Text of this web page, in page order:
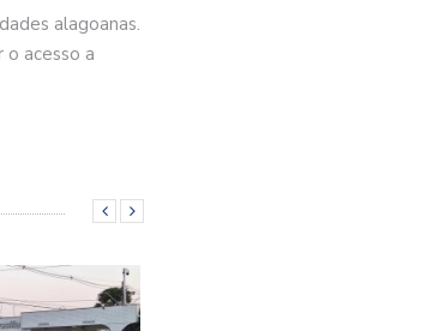
alagoanas.
acesso a